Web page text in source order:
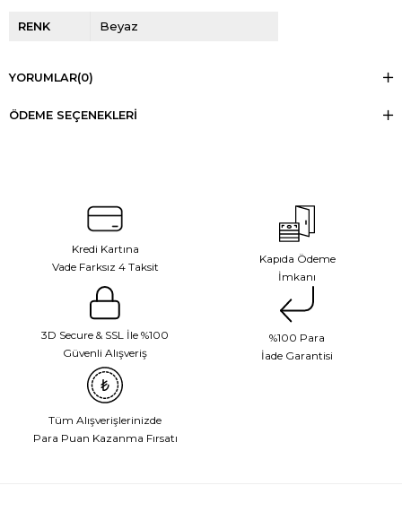
RENK Beyaz
YORUMLAR(0)
ÖDEME SEÇENEKLERI
Kredi Kartına
Vade Farksız 4 Taksit
Kapıda Ödeme
İmkanı
3D Secure & SSL İle %100
Güvenli Alışveriş
%100 Para
İade Garantisi
Tüm Alışverişlerinizde
Para Puan Kazanma Fırsatı